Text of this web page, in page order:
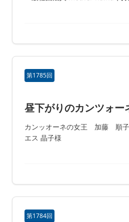
第1785回
昼下がりのカンツォー
カンッオーネの女王 加藤 順
エス 晶子様
第1784回